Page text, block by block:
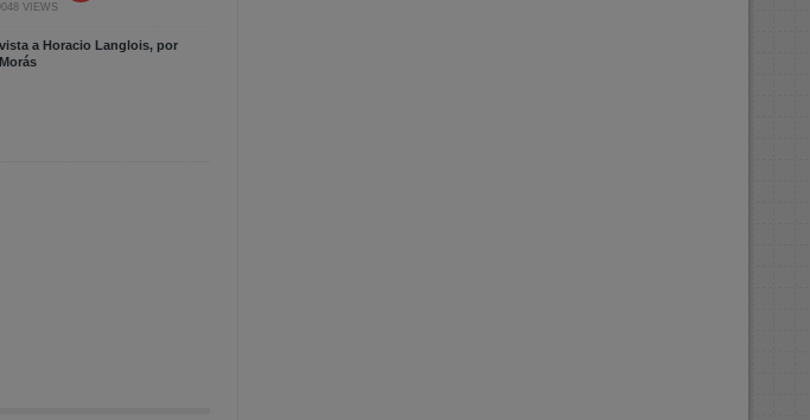
VIEWS
a Horacio Langlois, por